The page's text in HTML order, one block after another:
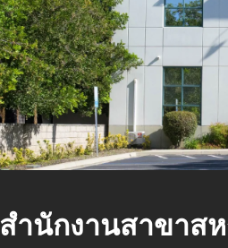
สำนักงานสาขาส